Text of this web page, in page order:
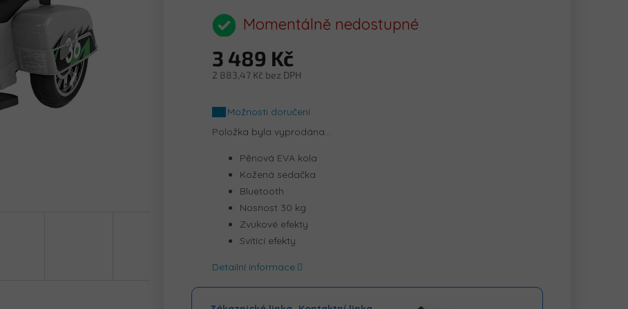
produktu
je
z
5
Momentálně nedostupné
3 489 Kč
2 883,47 Kč bez DPH
cena:Možnosti doručení
Položka byla vyprodána…
Pěnová EVA kola
Kožená sedačka
Bluetooth
Nosnost 30 kg
Zvukové efekty
Svítící efekty
Detailní informace